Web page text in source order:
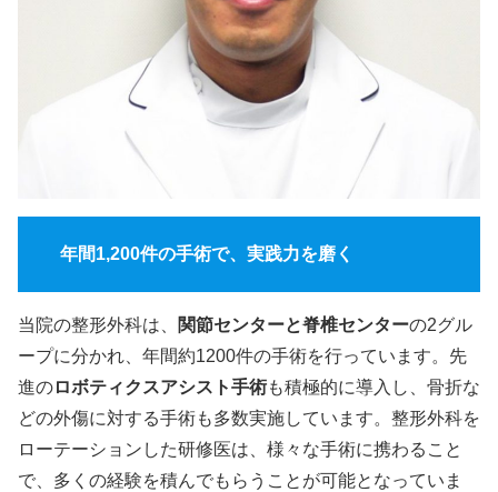
年間1,200件の手術で、実践力を磨く
当院の整形外科は、 関節センターと脊椎センターの2グル
ープに分かれ、年間約1200件の手術を行っています。先
進のロボティクスアシスト手術も積極的に導入し、骨折な
どの外傷に対する手術も多数実施しています。整形外科を
ローテーションした研修医は、様々な手術に携わること
で、多くの経験を積んでもらうことが可能となっていま